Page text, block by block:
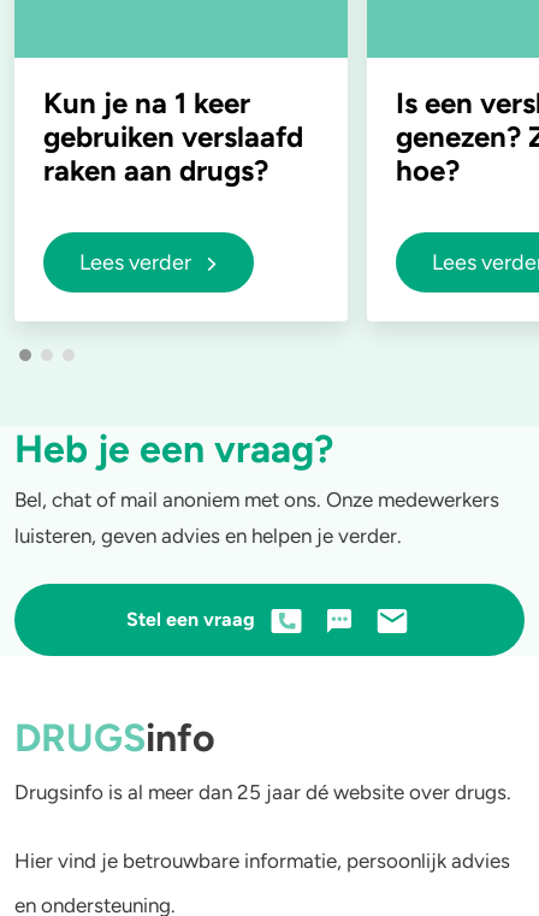
Kun je na 1 keer
gebruiken verslaafd
raken aan drugs?
Lees verder
Is een
genezen?
hoe?
Lees
Heb je een vraag?
Bel, chat of mail anoniem met ons. Onze medewerkers
luisteren, geven advies en helpen je verder.
Stel een vraag
DRUGSinfo
Drugsinfo is al meer dan 25 jaar dé website over drugs.
Hier vind je betrouwbare informatie, persoonlijk advies
en ondersteuning.